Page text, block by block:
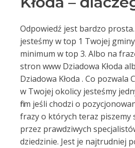
Odpowiedź jest bardzo
jesteśmy w top 1 Twojej
minimum w top 3. Albo na
stron www Dziadowa Kłoda
Dziadowa Kłoda . Co pozwala
w Twojej okolicy jesteśmy
firm jeśli chodzi o
frazy o których teraz piszemy
przez prawdziwych
dziedzinie. Jest je najtrudniej